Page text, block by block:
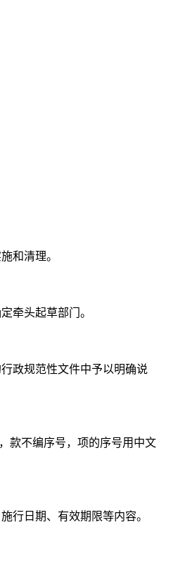
和清理。
牵头起草部门。
政规范性文件中予以明确说
款不编序号，项的序号用中文
行日期、有效期限等内容。